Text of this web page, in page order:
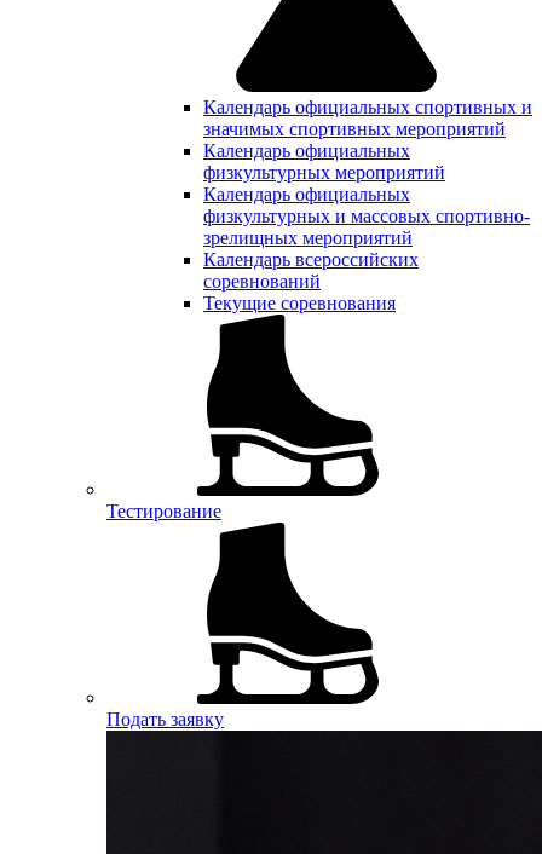
Календарь официальных спортивных и
значимых спортивных мероприятий
Календарь официальных
физкультурных мероприятий
Календарь официальных
физкультурных и массовых спортивно-
зрелищных мероприятий
Календарь всероссийских
соревнований
Текущие соревнования
Тестирование
Подать заявку